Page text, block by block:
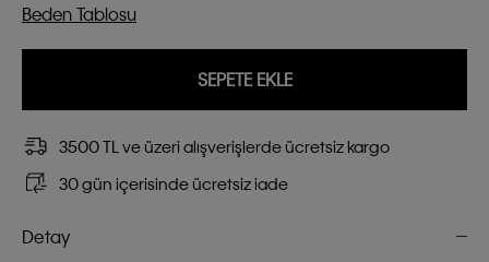
Beden Tablosu
SEPETE EKLE
3500 TL ve üzeri alışverişlerde ücretsiz kargo
30 gün içerisinde ücretsiz iade
Detay